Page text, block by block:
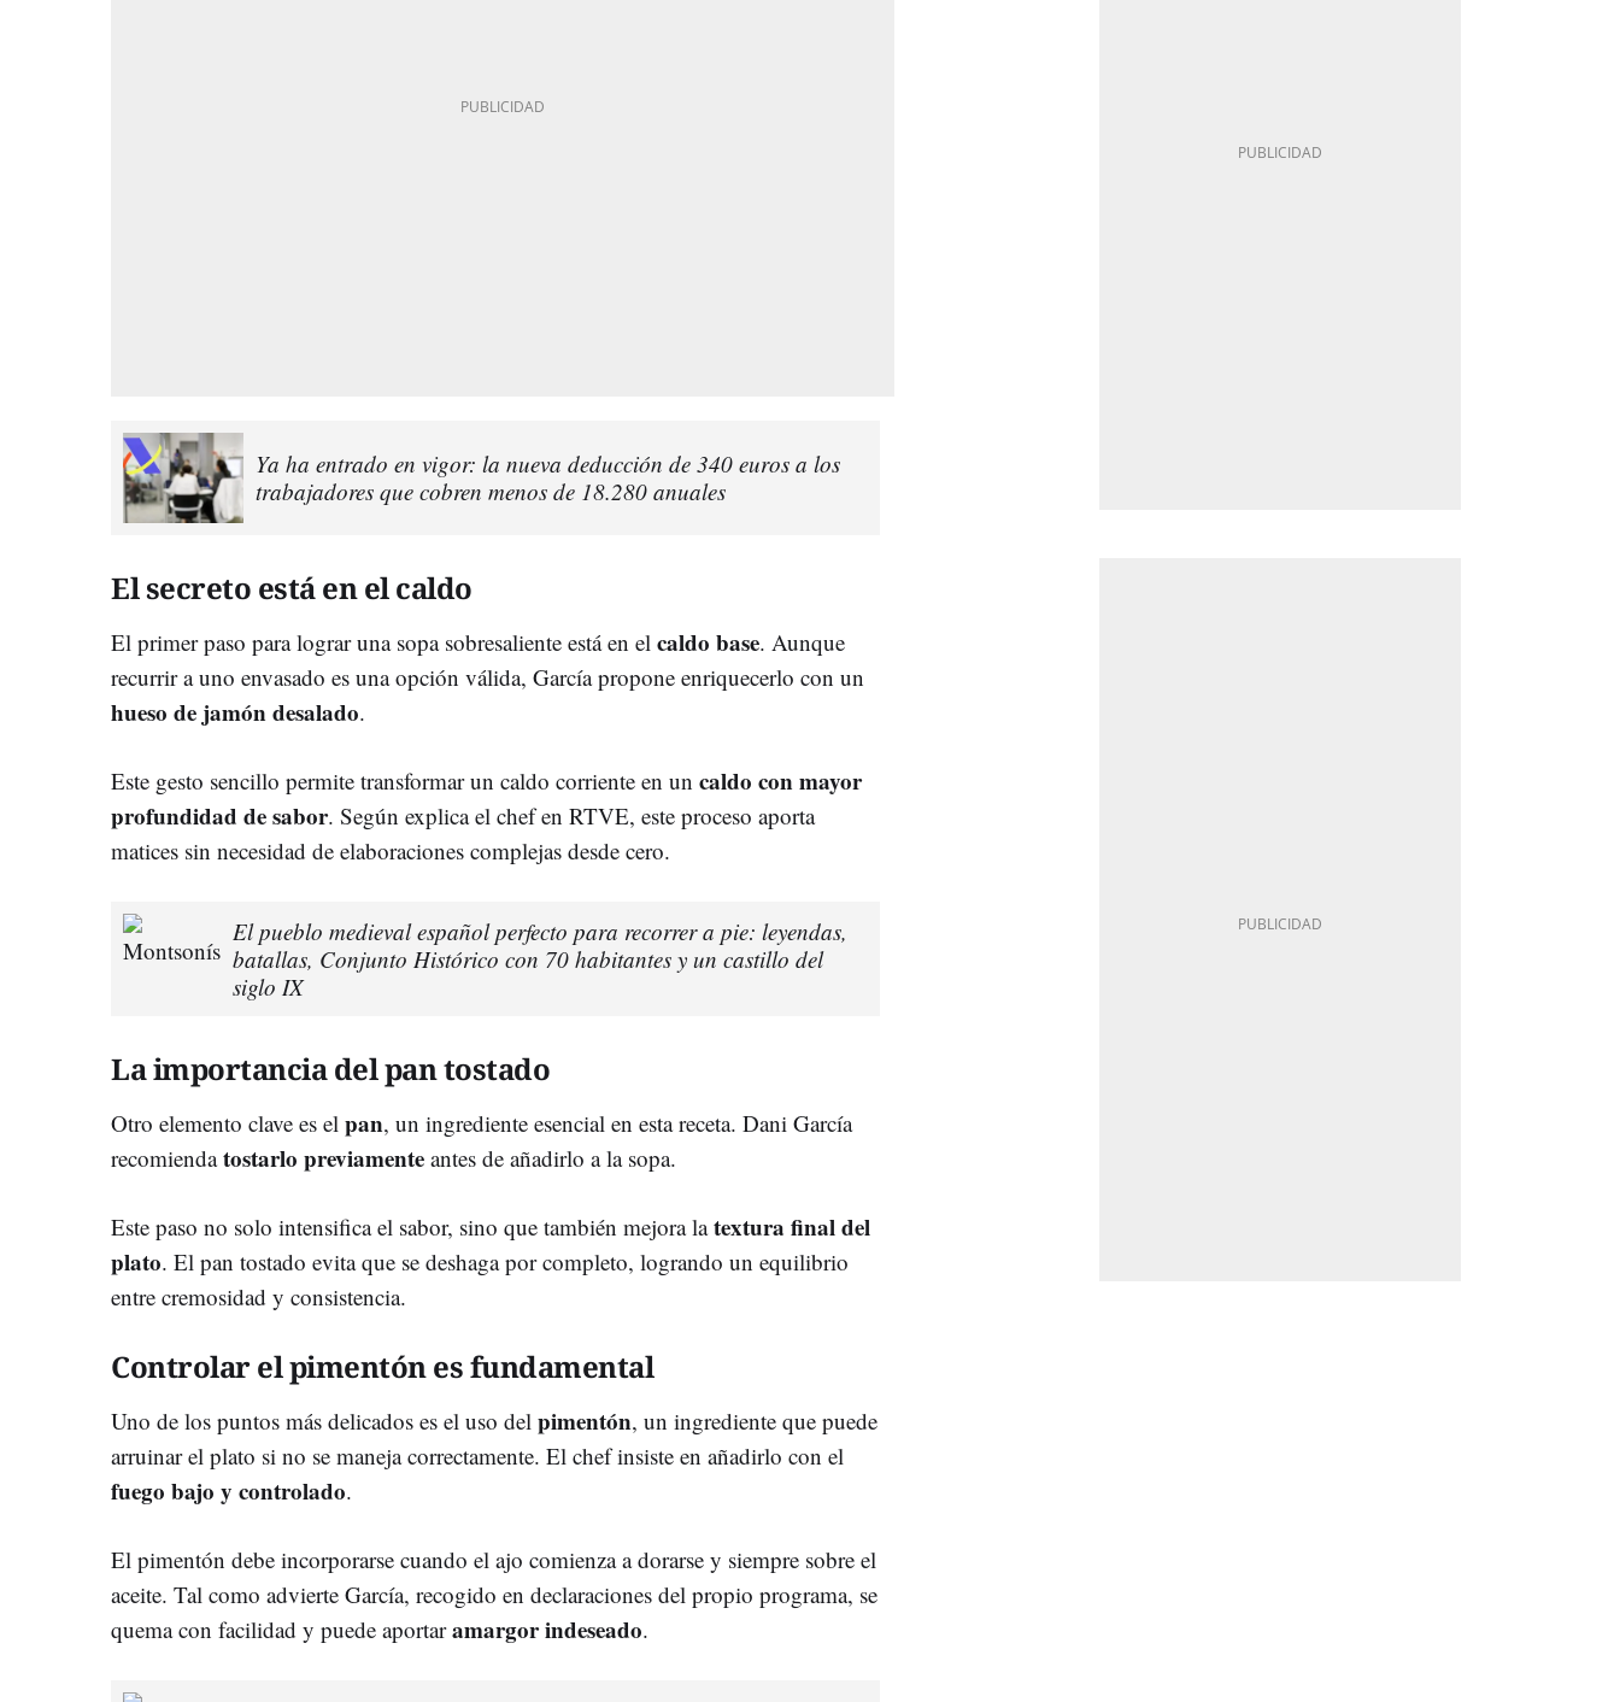
Ya ha entrado en vigor: la nueva deducción de 340 euros a los
trabajadores que cobren menos de 18.280 anuales
El secreto está en el caldo
El primer paso para lograr una sopa sobresaliente está en el caldo base. Aunque
recurrir a uno envasado es una opción válida, García propone enriquecerlo con un
hueso de jamón desalado.
Este gesto sencillo permite transformar un caldo corriente en un caldo con mayor
profundidad de sabor. Según explica el chef en RTVE, este proceso aporta
matices sin necesidad de elaboraciones complejas desde cero.
El pueblo medieval español perfecto para recorrer a pie: leyendas,
batallas, Conjunto Histórico con 70 habitantes y un castillo del
siglo IX
La importancia del pan tostado
Otro elemento clave es el pan, un ingrediente esencial en esta receta. Dani García
recomiendatostarlo previamente antes de añadirlo a la sopa.
Este paso no solo intensifica el sabor, sino que también mejora latextura final del
plato. El pan tostado evita que se deshaga por completo, logrando un equilibrio
entre cremosidad y consistencia.
Controlar el pimentón es fundamental
Uno de los puntos más delicados es el uso del pimentón, un ingrediente que puede
arruinar el plato si no se maneja correctamente. El chef insiste en añadirlo con el
fuego bajo y controlado.
El pimentón debe incorporarse cuando el ajo comienza a dorarse y siempre sobre el
aceite. Tal como advierte García, recogido en declaraciones del propio programa, se
quema con facilidad y puede aportaramargor indeseado.